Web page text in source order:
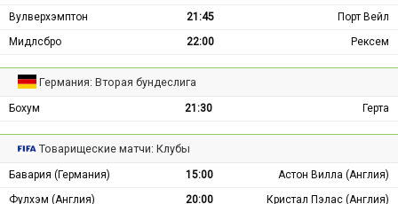
Вулверхэмптон
21:45
Порт Вейл
Мидлсбро
22:00 Рексем
Германия: Вторая бундеслига
Бохум 21:30 Герта
Товарищеские матчи: Клубы
Бавария (Германия) 15:00
Астон Вилла (Англия)
Фулхэм (Англия)
20:00 Кристал Пэлас (Англия)